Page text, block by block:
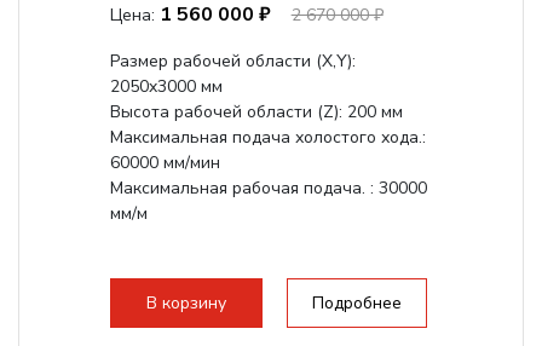
Цена: 1 560 000 ₽
2 670 000 ₽
Размер рабочей области (Х,Y):
2050x3000 мм
Высота рабочей области (Z): 200 мм
Максимальная подача холостого хода.:
60000 мм/мин
Максимальная рабочая подача. : 30000
мм/м
В корзину Подробнее